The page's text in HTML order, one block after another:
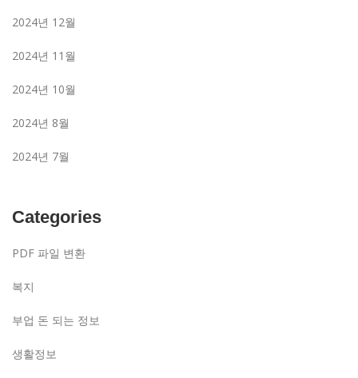
2024년 12월
2024년 11월
2024년 10월
2024년 8월
2024년 7월
Categories
PDF 파일 변환
복지
부업 돈 되는 정보
생활정보